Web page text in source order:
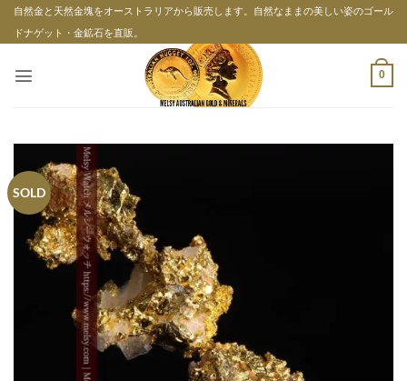
Skip自然金と天然金塊をオーストラリアから販売します。自然なままの美しい姿のゴール
ドナゲット・金鉱石を直販。
0
SOLD